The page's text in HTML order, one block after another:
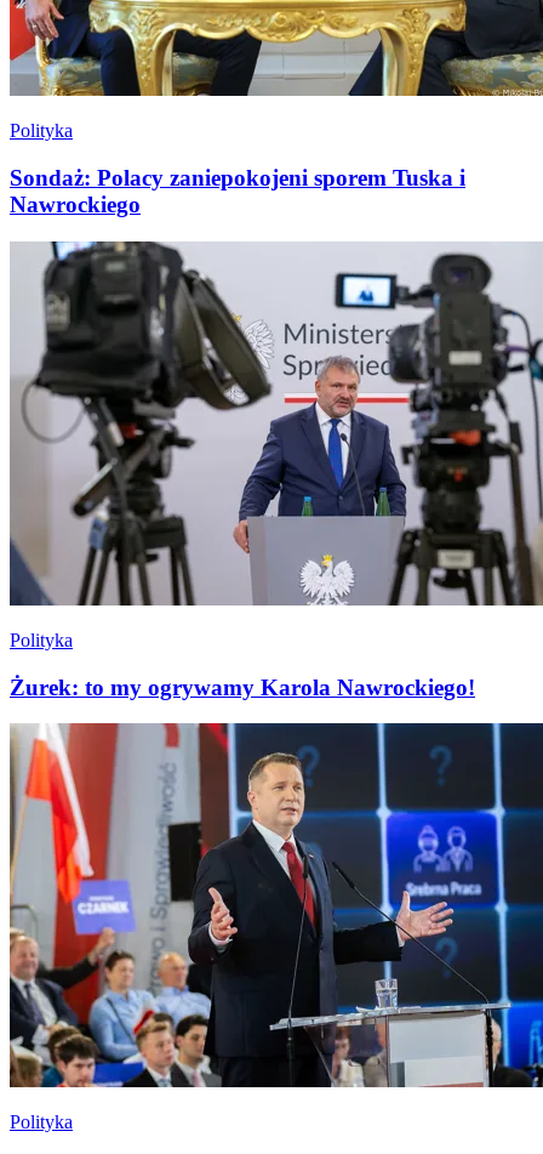
Polityka
Sondaż: Polacy zaniepokojeni sporem Tuska i
Nawrockiego
Polityka
Żurek: to my ogrywamy Karola Nawrockiego!
Polityka